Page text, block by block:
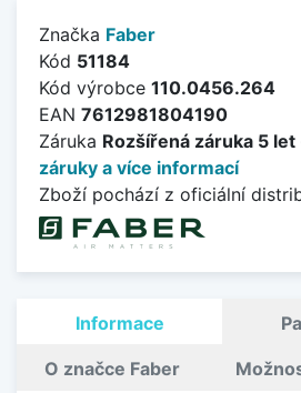
Značka Faber
Kód 51184
Kód výrobce 110.0456.264
EAN 7612981804190
Záruka Rozšířená záruka 5 let
záruky a více informací
Zboží pochází z oficiální
Informace
O značce Faber